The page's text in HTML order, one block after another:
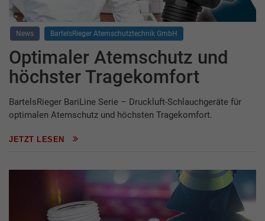
News BartelsRieger Atemschutztechnik GmbH
Optimaler Atemschutz und
höchster Tragekomfort
BartelsRieger BariLine Serie – Druckluft-Schlauchgeräte für
optimalen Atemschutz und höchsten Tragekomfort.
JETZT LESEN